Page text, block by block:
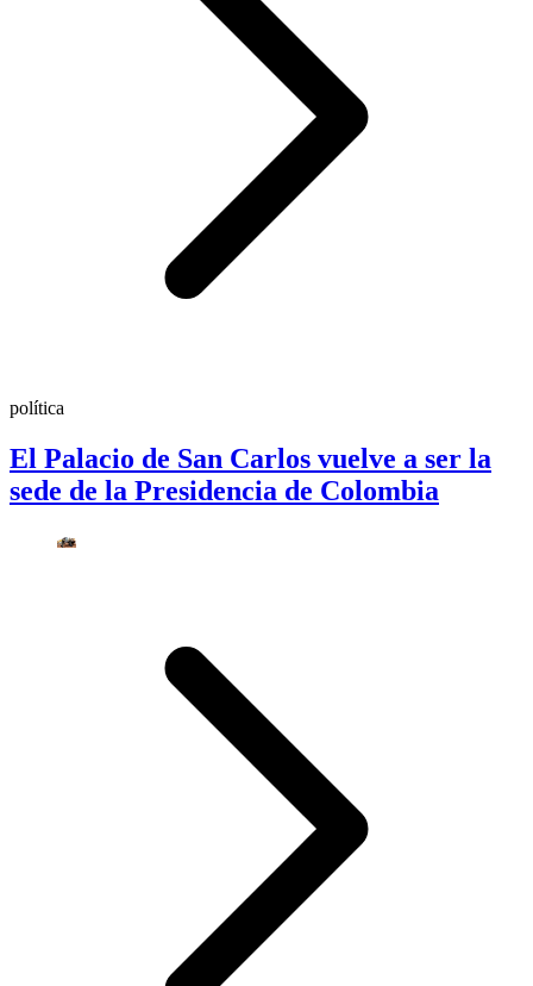
política
El Palacio de San Carlos vuelve a ser la
sede de la Presidencia de Colombia